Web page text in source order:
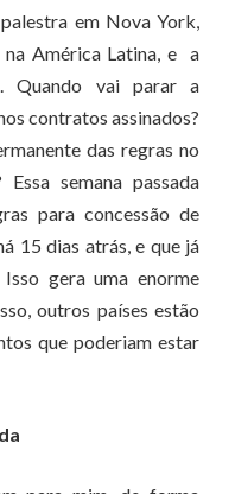
em Nova York,
América Latina, e a
Quando vai parar a
contratos assinados?
das regras no
semana passada
para concessão de
15 dias atrás, e que já
gera uma enorme
outros países estão
que poderiam estar